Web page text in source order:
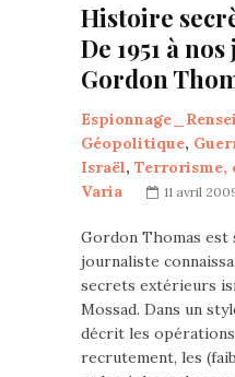
Histoire
De 1951 à
Gordon
Géopolitique,
Israël,
Varia
11 avril
Gordon Thomas est
journaliste
secrets extérieurs
Mossad. Dans un
décrit les
recrutement, les